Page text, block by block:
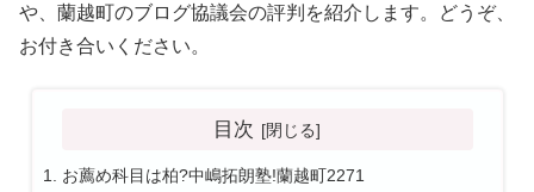
や、蘭越町のブログ協議会の評判を紹介します。どうぞ、
お付き合いください。
目次
お薦め科目は柏?中嶋拓朗塾!蘭越町2271